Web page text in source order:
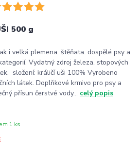
500 g
i velká plemena. štěňata. dospělé psy a
Vydatný zdroj železa. stopových
složení: králičí uši 100% Vyrobeno
látek. Doplňkové krmivo pro psy a
přísun čerstvé vody... celý popis
1 ks